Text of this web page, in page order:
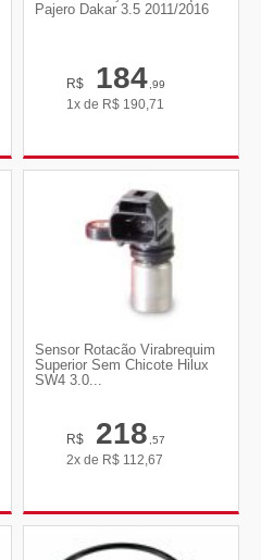
Pajero Dakar 3.5 2011/2016
R$ 184,99
1x de R$ 190,71
Sensor Rotacão Virabrequim
Superior Sem Chicote Hilux
SW4 3.0...
R$ 218,57
2x de R$ 112,67